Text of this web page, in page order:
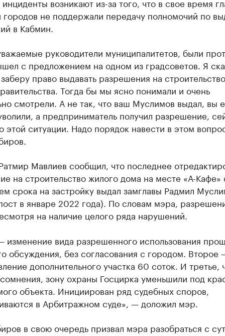
городов не поддержали передачу полномочий по
в Кабмин.
руководители муниципалитетов, были
с предложением на одном из градсоветов. Я
право выдавать разрешения на
Тогда бы мы ясно понимали и очень
смотрели. А не так, что ваш Муслимов выдал, вы
а предприниматель получил разрешение,
этой ситуации. Надо порядок навести в этом
Мавлиев сообщил, что последнее
на строительство жилого дома на месте «А-Кафе»
срока на застройку выдал замглавы Радмил
в январе 2022 года). По словам мэра,
на наличие целого ряда нарушений.
изменение вида разрешенного использования
обсуждения, без согласования с городом. Второе
дополнительного участка 60 соток. И третье,
зону охраны Госцирка уменьшили под
объекта. Инициирован ряд судебных споров,
в Арбитражном суде», — доложил мэр.
в свою очередь призвал мэра разобраться с